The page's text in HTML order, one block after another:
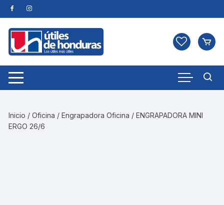
Skip
to
content
Inicio /Oficina /Engrapadora Oficina / ENGRAPADORA MINI
ERGO 26/6